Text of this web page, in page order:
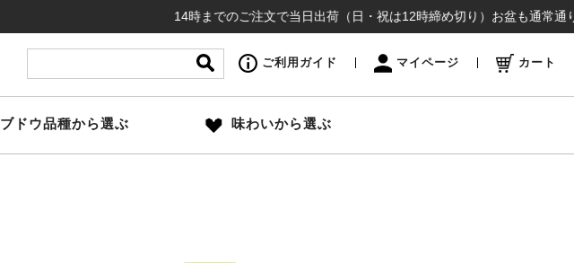
14時までのご注文で当日出荷（日・祝は12時締め切り）お盆も通常通り出荷
ご利用ガイド マイページ カート
ブドウ品種から選ぶ 味わいから選ぶ